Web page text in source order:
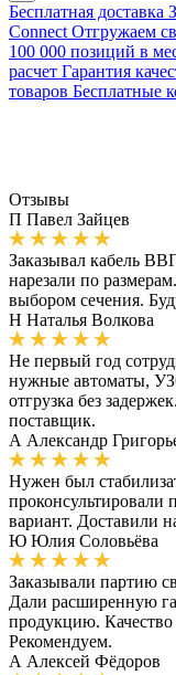
Бесплатная доставка
Connect Отгружаем
100 000 позиций в
расчет Гарантия
товаров Бесплатные
Отзывы
П Павел Зайцев
Заказывал кабель
нарезали по
выбором сечения.
Н Наталья Волкова
Не первый год
нужные автоматы,
отгрузка без
поставщик.
А Александр
Нужен был
вариант. Доставили
Ю Юлия Соловьёва
Заказывали партию
Дали расширенную
продукцию.
Рекомендуем.
А Алексей Фёдоров